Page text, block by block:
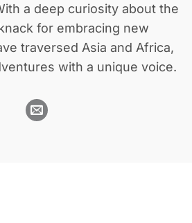
a deep curiosity about the
for embracing new
traversed Asia and Africa,
with a unique voice.